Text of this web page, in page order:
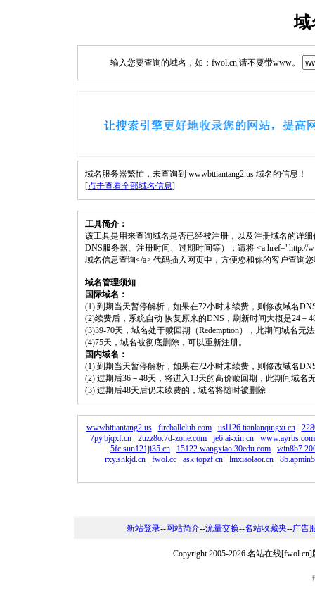
域
输入您要查询的域名，如：fwol.cn,请不要带www。
域名服务器繁忙，未查询到 wwwbttiantang2.us 域名的信息！
[点击查看全部域名信息]
工具简介：
该工具是用来查询域名是否已经被注册，以及注册域名的详
DNS服务器、注册时间、过期时间等）；请将 <a href="http://
域名信息查询</a> 代码插入网页中，方便您和你的客户查询
域名管理须知
国际域名：
(1) 到期当天暂停解析，如果在72小时未续费，则修改域名
(2)续费后，系统自动 恢复原来的DNS，刷新时间大概是24－
(3)39-70天，域名处于赎回期（Redemption），此期间域名无
(4)75天，域名被彻底删除，可以重新注册。
国内域名：
(1) 到期当天暂停解析，如果在72小时未续费，则修改域名
(2) 过期后36－48天，将进入13天的高价赎回期，此期间域名
(3) 过期后48天后仍未续费的，域名将随时被删除
wwwbttiantang2.us fireballclub.com usl126.tianlanqingxi.cn
7py.bjqxf.cn
2uzz8o.7d-zone.com je6.ai-xin.cn
www.ayrbs.com
5fc.sun121ji35.cn
15122.wangxiao.30edu.com
rxy.shkjd.cn
fwol.cc ask.topzf.cn lmxiaolaor.cn
新站登录--网站简介--流量交换--名站收藏夹--广告
Copyright 2005-2026 名站在线